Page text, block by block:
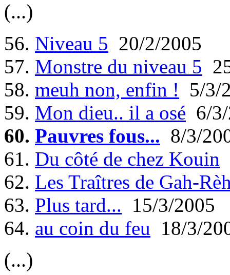
(...)
56. Niveau 5 20/2/2005
57. Monstre du niveau 5
58. meuh non, enfin ! 5/3/
59. Mon dieu.. il a osé 6/
60. Pauvres fous... 8/3/
61. Du côté de chez Kouin
62. Les Traîtres de Gah-
63. Plus tard... 15/3/2005
64. au coin du feu 18/3/
(...)